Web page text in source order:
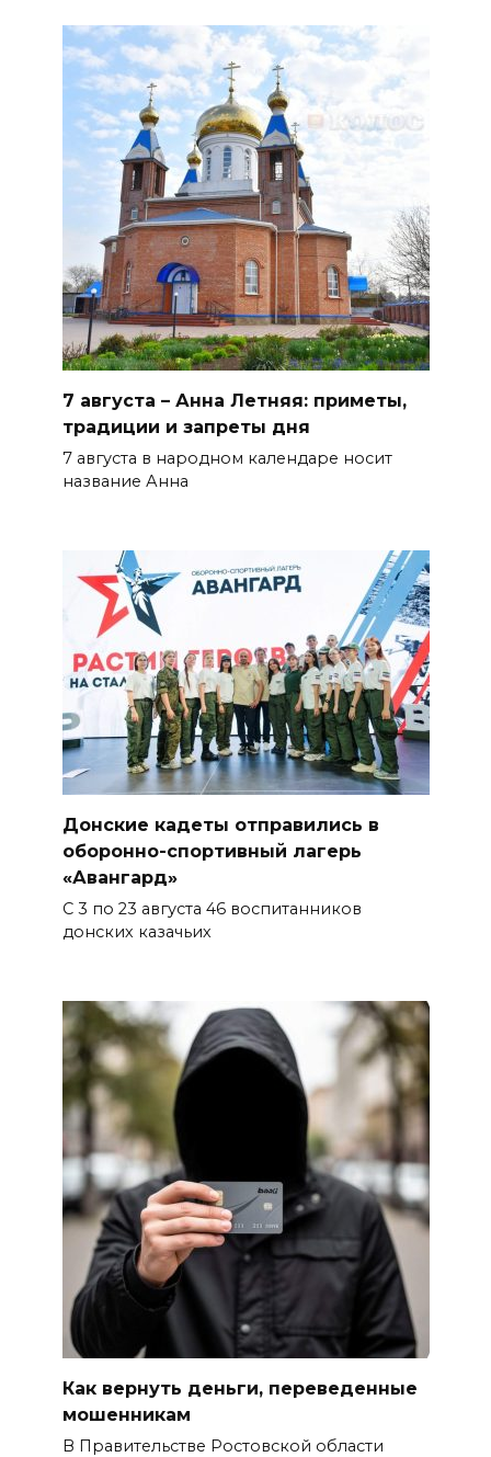
Проект Таганрогского музея
победил во втором конкурсе
программы «Красота внутри»
БОЛЬШЕ НОВОСТЕЙ
7 августа – Анна Летняя: приметы,
традиции и запреты дня
7 августа в народном календаре носит
название Анна
Донские кадеты отправились в
оборонно-спортивный лагерь
«Авангард»
С 3 по 23 августа 46 воспитанников
донских казачьих
Как вернуть деньги, переведенные
мошенникам
В Правительстве Ростовской области